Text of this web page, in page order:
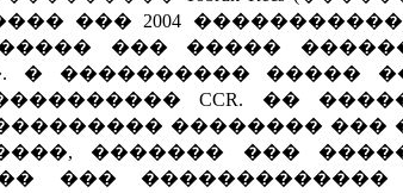
��� 2004
��� �����
� ���������� �����
CCR. ��
�������� ���
������� ���
��� �������������